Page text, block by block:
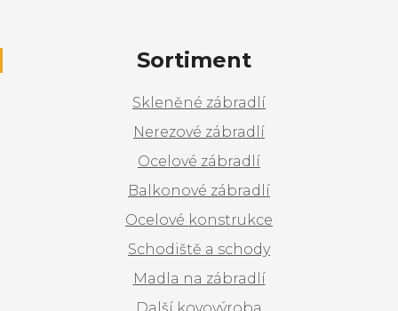
Sortiment
Skleněné zábradlí
Nerezové zábradlí
Ocelové zábradlí
Balkonové zábradlí
Ocelové konstrukce
Schodiště a schody
Madla na zábradlí